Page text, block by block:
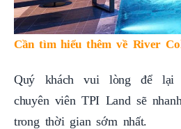
Cần tìm hiểu thêm về River
Quý khách vui lòng để lại
chuyên viên TPI Land sẽ
trong thời gian sớm nhất.